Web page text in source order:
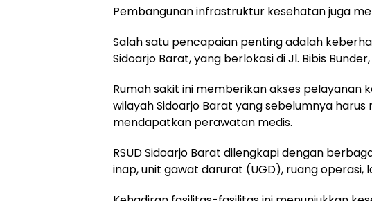
Pembangunan infrastruktur kesehatan juga
Salah satu pencapaian penting adalah
Sidoarjo Barat, yang berlokasi di Jl. Bibis
Rumah sakit ini memberikan akses pelayanan
wilayah Sidoarjo Barat yang sebelumnya
mendapatkan perawatan medis.
RSUD Sidoarjo Barat dilengkapi dengan
inap, unit gawat darurat (UGD), ruang operasi,